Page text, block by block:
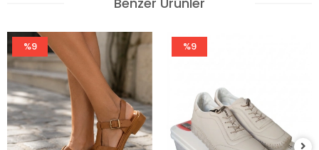
%9 %9